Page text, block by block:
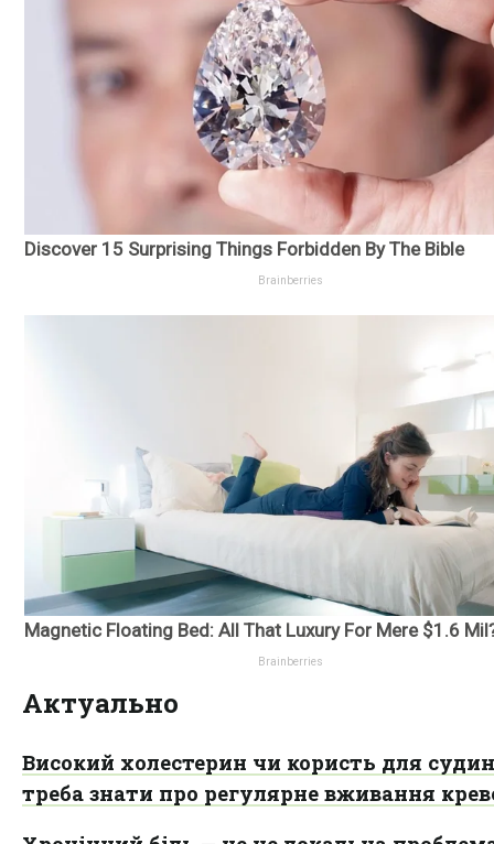
Актуально
Високий холестерин чи користь для
треба знати про регулярне вживання